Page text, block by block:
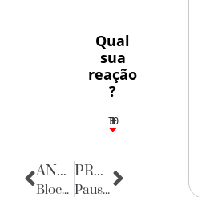
Qual
sua
reação
?
3
1
1
3
10
ANTERIOR
Bloco das Flores no Marco Zero
PRÓXIMA
Pausa poética